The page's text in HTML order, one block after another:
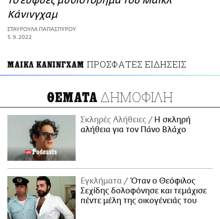
ΑΜΠΑ
PRINT
Κάνινγχαμ
ΣΤΑΥΡΟΥΛΑ ΠΑΠΑΣΠΥΡΟΥ
5.9.2022
ΜΑΙΚΛ ΚΑΝΙΝΓΧΑΜ ΠΡΟΣΦΑΤΕΣ ΕΙΔΗΣΕΙΣ
ΘΕΜΑΤΑ ΔΗΜΟΦΙΛΗ
Σκληρές Αλήθειες
H σκληρή
αλήθεια για τον Πάνο Βλάχο
Εγκλήματα
Όταν ο Θεόφιλος
Σεχίδης δολοφόνησε και τεμάχισε
πέντε μέλη της οικογένειάς του